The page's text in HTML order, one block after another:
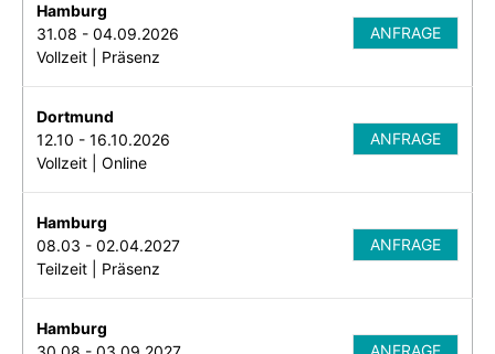
Hamburg
31.08 - 04.09.2026
Vollzeit | Präsenz
ANFRAGE
Dortmund
12.10 - 16.10.2026
Vollzeit | Online
ANFRAGE
Hamburg
08.03 - 02.04.2027
Teilzeit | Präsenz
ANFRAGE
Hamburg
ANFRAGE